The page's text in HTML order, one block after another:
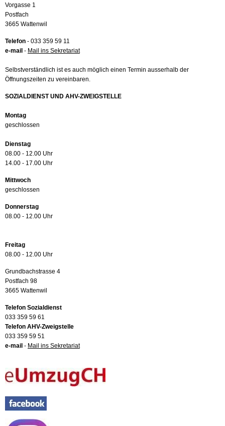
Vorgasse 1
Postfach
3665 Wattenwil
Telefon - 033 359 59 11
e-mail - Mail ins Sekretariat
Selbstverständlich ist es auch möglich einen Termin ausserhalb der
Öffnungszeiten zu vereinbaren.
SOZIALDIENST UND AHV-ZWEIGSTELLE
Montag
geschlossen
Dienstag
08.00 - 12.00 Uhr
14.00 - 17.00 Uhr
Mittwoch
geschlossen
Donnerstag
08.00 - 12.00 Uhr
Freitag
08.00 - 12.00 Uhr
Grundbachstrasse 4
Postfach 98
3665 Wattenwil
Telefon Sozialdienst
033 359 59 61
Telefon AHV-Zweigstelle
033 359 59 51
e-mail - Mail ins Sekretariat